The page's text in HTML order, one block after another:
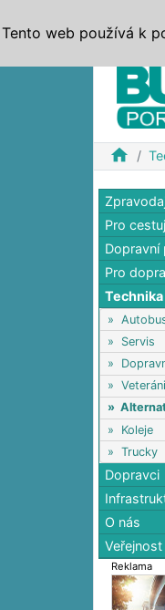
home
Pro
Dopravní
Pro
Technika
»
» Servis
»
» Veteráni
»
» Koleje
» Trucky
Dopravci
O nás
Reklama
Tento web používá k